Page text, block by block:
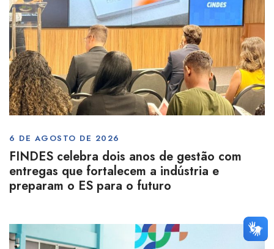
6 DE AGOSTO DE 2026
FINDES celebra dois anos de gestão com
entregas que fortalecem a indústria e
preparam o ES para o futuro